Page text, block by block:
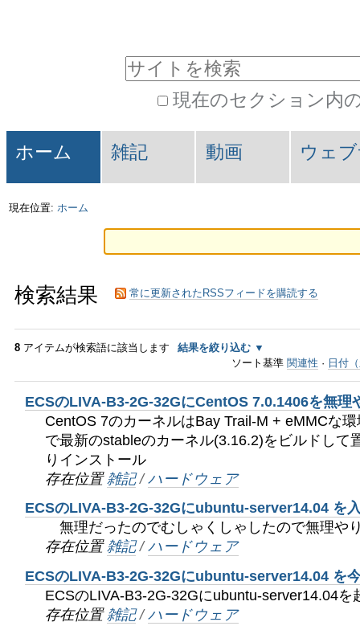
ツ
飛
ナ
ビ
ゲ
ー
に
ぶ
ル
ー
現在のセクション内
細
索
セ
シ
ホーム 雑記 動画 ウェ
現在位置: ホーム
検索結果 常に更新されたRSSフィードを購読する
8 アイテムが検索語に該当します
結果を絞り込む
ソート基準 関連性 · 日付
ECSのLIVA-B3-2G-32GにCentOS 7.0.1406を無理
CentOS 7のカーネルはBay Trail-M + eMMCな
で最新のstableのカーネル(3.16.2)をビルドして
りインストール
存在位置 雑記 /ハードウェア
ECSのLIVA-B3-2G-32Gにubuntu-server14.04 を
無理だったのでむしゃくしゃしたので無理や
存在位置 雑記 /ハードウェア
ECSのLIVA-B3-2G-32Gにubuntu-server14.04 を
ECSのLIVA-B3-2G-32Gにubuntu-server14.04を
存在位置 雑記 /ハードウェア